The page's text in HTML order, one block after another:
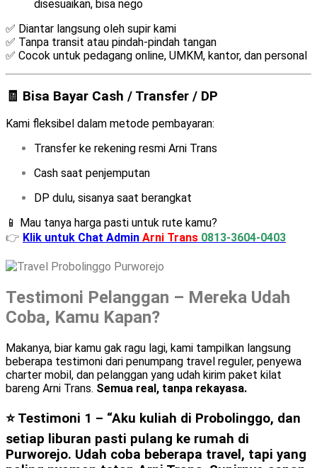
disesuaikan, bisa nego
✅ Diantar langsung oleh supir kami
✅ Tanpa transit atau pindah-pindah tangan
✅ Cocok untuk pedagang online, UMKM, kantor, dan personal
🧾 Bisa Bayar Cash / Transfer / DP
Kami fleksibel dalam metode pembayaran:
Transfer ke rekening resmi Arni Trans
Cash saat penjemputan
DP dulu, sisanya saat berangkat
📱 Mau tanya harga pasti untuk rute kamu?
👉 Klik untuk Chat Admin Arni Trans 0813-3604-0403
Testimoni Pelanggan – Mereka Udah
Coba, Kamu Kapan?
Makanya, biar kamu gak ragu lagi, kami tampilkan langsung
beberapa testimoni dari penumpang travel reguler, penyewa
charter mobil, dan pelanggan yang udah kirim paket kilat
bareng Arni Trans. Semua real, tanpa rekayasa.
⭐ Testimoni 1 – “Aku kuliah di Probolinggo, dan
setiap liburan pasti pulang ke rumah di
Purworejo. Udah coba beberapa travel, tapi yang